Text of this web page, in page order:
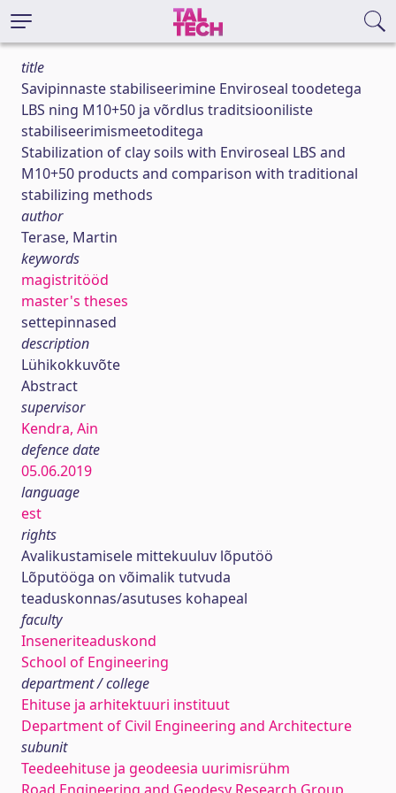
title
Savipinnaste stabiliseerimine Enviroseal toodetega
LBS ning M10+50 ja võrdlus traditsiooniliste
stabiliseerimismeetoditega
Stabilization of clay soils with Enviroseal LBS and
M10+50 products and comparison with traditional
stabilizing methods
author
Terase, Martin
keywords
magistritööd
master's theses
settepinnased
description
Lühikokkuvõte
Abstract
supervisor
Kendra, Ain
defence date
05.06.2019
language
est
rights
Avalikustamisele mittekuuluv lõputöö
Lõputööga on võimalik tutvuda
teaduskonnas/asutuses kohapeal
faculty
Inseneriteaduskond
School of Engineering
department / college
Ehituse ja arhitektuuri instituut
Department of Civil Engineering and Architecture
subunit
Teedeehituse ja geodeesia uurimisrühm